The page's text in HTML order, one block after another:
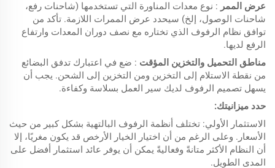
عرض الممر : نوع معدات المناورة التي تستخدمها (شاحنات رفع،
شاحنات الوصول، إلخ) سيحدد عرض الممرات اللازمة. تأكد من
توافق نظام الرفوف الذي تختاره مع نصف دوران المعدات وارتفاع
الرفع لديها.
مناطق التحميل والتخزين المؤقت : ضع في اعتبارك تدفق البضائع
من نقطة الاستلام إلى التخزين ومن التخزين إلى الشحن. يجب أن
يسهل تصميم الرفوف لديك سير العمل بسلاسة وكفاءة.
حدد ميزانيتك:
الاستثمار الأولي: تختلف أنظمة الرفوف البالتهية بشكل كبير من حيث
الأسعار. وعلى الرغم من أن اختيار الخيار الأرخص قد يكون مغريًا، إلا
أن النظام الأكثر متانةً وفعاليةً يمكن أن يوفر عائد استثمار أفضل على
المدى الطويل.